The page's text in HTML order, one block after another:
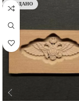
ПРОДАНО